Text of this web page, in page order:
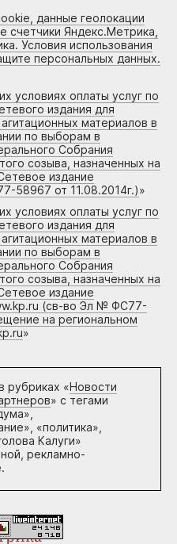
данные геолокации
счетчики Яндекс.Метрика,
Условия использования
персональных данных.
условиях оплаты услуг по
издания для
материалов в
по выборам в
Собрания
созыва, назначенных на
издание
58967 от 11.08.2014г.)»
условиях оплаты услуг по
издания для
материалов в
по выборам в
Собрания
созыва, назначенных на
издание
(св-во Эл № ФС77-
на региональном
»
рубриках «Новости
» с тегами
«политика»,
Калуги»
рекламно-